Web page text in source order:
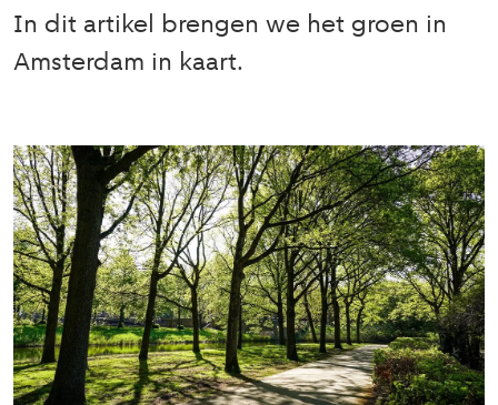
In dit artikel brengen we het groen in
Amsterdam in kaart.